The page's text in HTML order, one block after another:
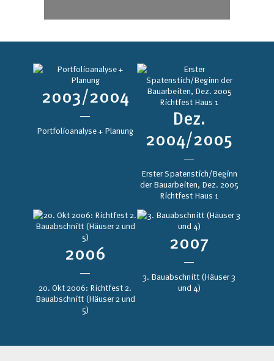
2003/2004
Portfolioanalyse + Planung
Dez.
2004/2005
Erster Spatenstich/Beginn
der Bauarbeiten, Dez. 2005
Richtfest Haus 1
2006
20. Okt 2006: Richtfest 2.
Bauabschnitt (Häuser 2 und
5)
2007
3. Bauabschnitt (Häuser 3
und 4)